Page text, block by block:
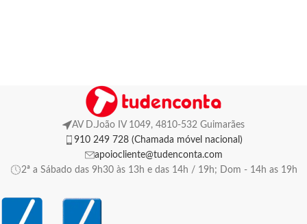
AV D.João IV 1049, 4810-532 Guimarães
910 249 728 (Chamada móvel nacional)
apoiocliente@tudenconta.com
2ª a Sábado das 9h30 às 13h e das 14h / 19h; Dom - 14h as 19h